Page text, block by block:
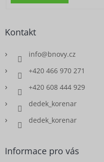
Kontakt
info@bnovy.cz
+420 466 970 271
+420 608 444 929
dedek_korenar
dedek_korenar
Informace pro vás